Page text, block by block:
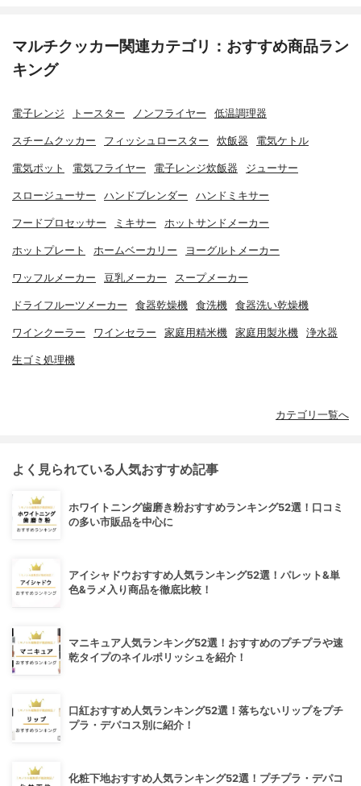
マルチクッカー関連カテゴリ：おすすめ商品ラン
キング
電子レンジ トースター ノンフライヤー 低温調理器
スチームクッカー フィッシュロースター 炊飯器 電気ケトル
電気ポット 電気フライヤー 電子レンジ炊飯器 ジューサー
スロージューサー ハンドブレンダー ハンドミキサー
フードプロセッサー ミキサー ホットサンドメーカー
ホットプレート ホームベーカリー ヨーグルトメーカー
ワッフルメーカー 豆乳メーカー スープメーカー
ドライフルーツメーカー 食器乾燥機 食洗機 食器洗い乾燥機
ワインクーラー ワインセラー 家庭用精米機 家庭用製氷機 浄水器
生ゴミ処理機
カテゴリ一覧へ
よく見られている人気おすすめ記事
ホワイトニング歯磨き粉おすすめランキング52選！口コミ
の多い市販品を中心に
アイシャドウおすすめ人気ランキング52選！パレット&単
色&ラメ入り商品を徹底比較！
マニキュア人気ランキング52選！おすすめのプチプラや速
乾タイプのネイルポリッシュを紹介！
口紅おすすめ人気ランキング52選！落ちないリップをプチ
プラ・デパコス別に紹介！
化粧下地おすすめ人気ランキング52選！プチプラ・デパコ